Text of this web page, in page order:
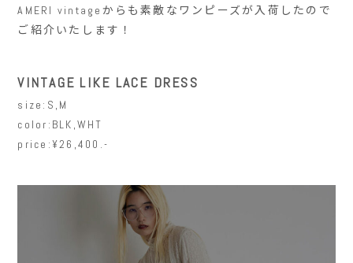
AMERI vintageからも素敵なワンピーズが入荷したので
ご紹介いたします！
VINTAGE LIKE LACE DRESS
size:S,M
color:BLK,WHT
price:¥26,400.-